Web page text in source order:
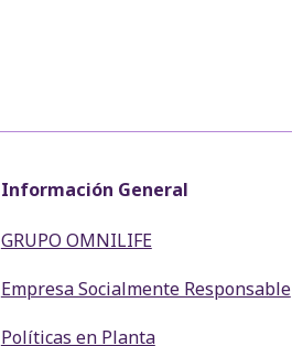
Información General
GRUPO OMNILIFE
Empresa Socialmente Responsable
Políticas en Planta